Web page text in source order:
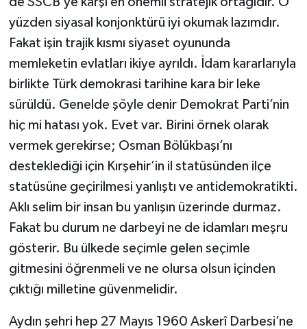
yüzden siyasal konjonktürü iyi okumak lazımdır.
Fakat işin trajik kısmı siyaset oyununda
memleketin evlatları ikiye ayrıldı. İdam kararlarıyla
birlikte Türk demokrasi tarihine kara bir leke
sürüldü. Genelde şöyle denir Demokrat Parti’nin
hiç mi hatası yok. Evet var. Birini örnek olarak
vermek gerekirse; Osman Bölükbaşı’nı
desteklediği için Kırşehir’in il statüsünden ilçe
statüsüne geçirilmesi yanlıştı ve antidemokratikti.
Aklı selim bir insan bu yanlışın üzerinde durmaz.
Fakat bu durum ne darbeyi ne de idamları meşru
gösterir. Bu ülkede seçimle gelen seçimle
gitmesini öğrenmeli ve ne olursa olsun içinden
çıktığı milletine güvenmelidir.
Aydın şehri hep 27 Mayıs 1960 Askerî Darbesi’ne